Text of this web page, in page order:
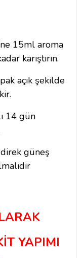
15ml aroma
karıştırın.
açık şekilde
14 gün
güneş
YAPIMI